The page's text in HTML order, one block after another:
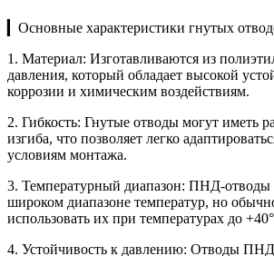
▎Основные характеристики гнутых
1. Материал: Изготавливаются из
давления, который обладает высокой
коррозии и химическим воздействиям.
2. Гибкость: Гнутые отводы могут иметь
изгиба, что позволяет легко
условиям монтажа.
3. Температурный диапазон: ПНД-отводы
широком диапазоне температур, но
использовать их при температурах до
4. Устойчивость к давлению: Отводы